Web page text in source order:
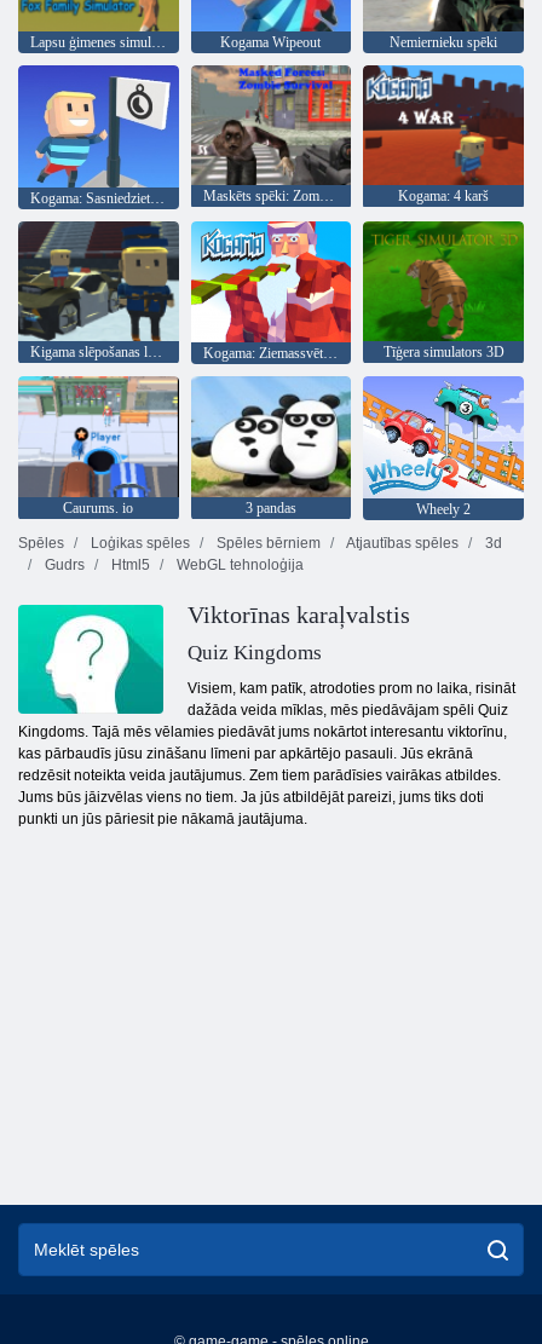
Lapsu ģimenes simulators Kogama Wipeout Nemiernieku spēki
Maskēts spēki: Zombie Survival Kogama: 4 karš
Kigama slēpošanas lekt! Kogama: Ziemassvētku parks Tīģera simulators 3D
Caurums. io 3 pandas
Wheely 2
Spēles
Loģikas spēles Spēles bērniem Atjautības spēles
3d
Gudrs
Html5 WebGL tehnoloģija
Viktorīnas karaļvalstis
Quiz Kingdoms
Visiem, kam patīk, atrodoties prom no laika, risināt
dažāda veida mīklas, mēs piedāvājam spēli Quiz
Kingdoms. Tajā mēs vēlamies piedāvāt jums nokārtot interesantu viktorīnu,
kas pārbaudīs jūsu zināšanu līmeni par apkārtējo pasauli. Jūs ekrānā
redzēsit noteikta veida jautājumus. Zem tiem parādīsies vairākas atbildes.
Jums būs jāizvēlas viens no tiem. Ja jūs atbildējāt pareizi, jums tiks doti
punkti un jūs pāriesit pie nākamā jautājuma.